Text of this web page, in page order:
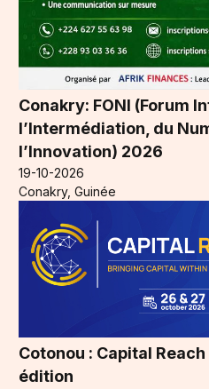
Conakry: FONI (Forum
l’Intermédiation, du
l’Innovation) 2026
19-10-2026
Conakry, Guinée
Cotonou : Capital
édition